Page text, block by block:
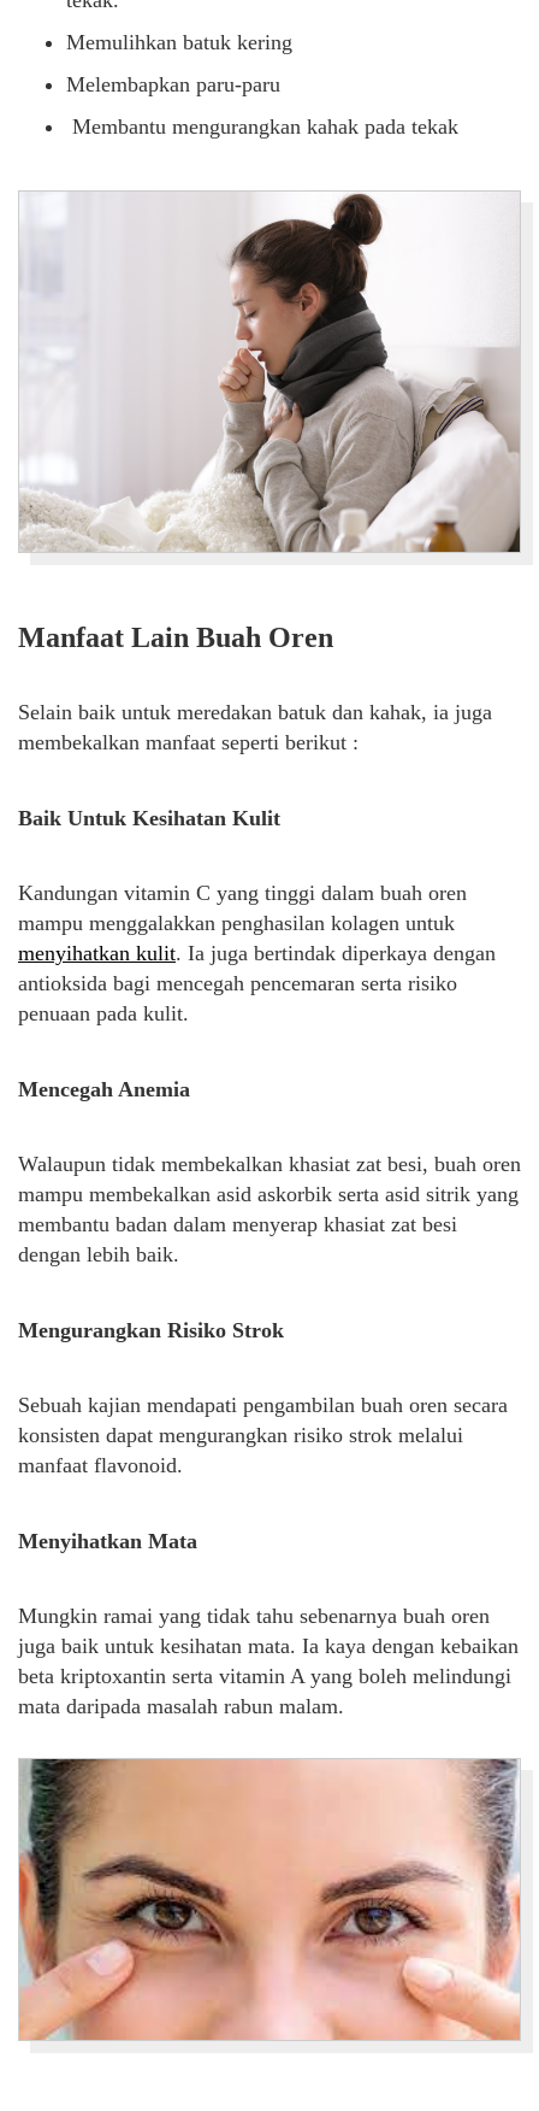
Memulihkan batuk kering
Melembapkan paru-paru
Membantu mengurangkan kahak pada tekak
Manfaat Lain Buah Oren
Selain baik untuk meredakan batuk dan kahak, ia juga
membekalkan manfaat seperti berikut :
Baik Untuk Kesihatan Kulit
Kandungan vitamin C yang tinggi dalam buah oren
mampu menggalakkan penghasilan kolagen untuk
menyihatkan kulit. Ia juga bertindak diperkaya dengan
antioksida bagi mencegah pencemaran serta risiko
penuaan pada kulit.
Mencegah Anemia
Walaupun tidak membekalkan khasiat zat besi, buah oren
mampu membekalkan asid askorbik serta asid sitrik yang
membantu badan dalam menyerap khasiat zat besi
dengan lebih baik.
Mengurangkan Risiko Strok
Sebuah kajian mendapati pengambilan buah oren secara
konsisten dapat mengurangkan risiko strok melalui
manfaat flavonoid.
Menyihatkan Mata
Mungkin ramai yang tidak tahu sebenarnya buah oren
juga baik untuk kesihatan mata. Ia kaya dengan kebaikan
beta kriptoxantin serta vitamin A yang boleh melindungi
mata daripada masalah rabun malam.